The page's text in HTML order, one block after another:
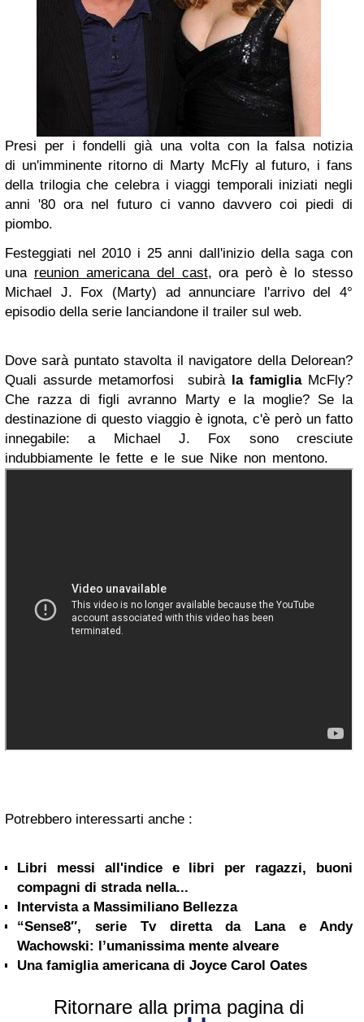
Presi per i fondelli già una volta con la falsa notizia
di un'imminente ritorno di Marty McFly al futuro, i fans
della trilogia che celebra i viaggi temporali iniziati negli
anni '80 ora nel futuro ci vanno davvero coi piedi di
piombo.
Festeggiati nel 2010 i 25 anni dall'inizio della saga con
una reunion americana del cast, ora però è lo stesso
Michael J. Fox (Marty) ad annunciare l'arrivo del 4°
episodio della serie lanciandone il trailer sul web.
Dove sarà puntato stavolta il navigatore della Delorean?
Quali assurde metamorfosi subirà la famigliaMcFly?
Che razza di figli avranno Marty e la moglie? Se la
destinazione di questo viaggio è ignota, c'è però un fatto
innegabile: a Michael J. Fox sono cresciute
indubbiamente le fette e le sue Nike non mentono.
Potrebbero interessarti anche :
Libri messi all'indice e libri per ragazzi, buoni
compagni di strada nella...
Intervista a Massimiliano Bellezza
“Sense8″, serie Tv diretta da Lana e Andy
Wachowski: l’umanissima mente alveare
Una famiglia americana di Joyce Carol Oates
Ritornare alla prima pagina di